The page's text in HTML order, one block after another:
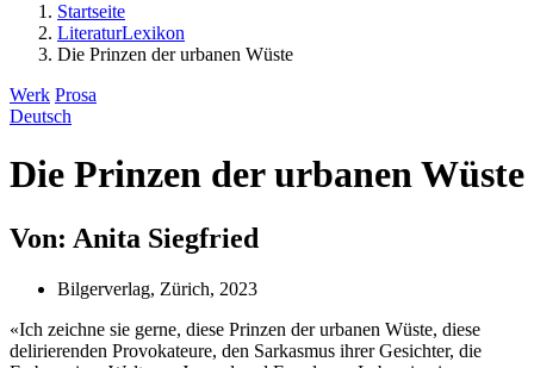
Startseite
LiteraturLexikon
Die Prinzen der urbanen Wüste
Werk Prosa
Deutsch
Die Prinzen der urbanen Wüste
Von: Anita Siegfried
Bilgerverlag, Zürich, 2023
«Ich zeichne sie gerne, diese Prinzen der urbanen Wüste, diese
delirierenden Provokateure, den Sarkasmus ihrer Gesichter, die